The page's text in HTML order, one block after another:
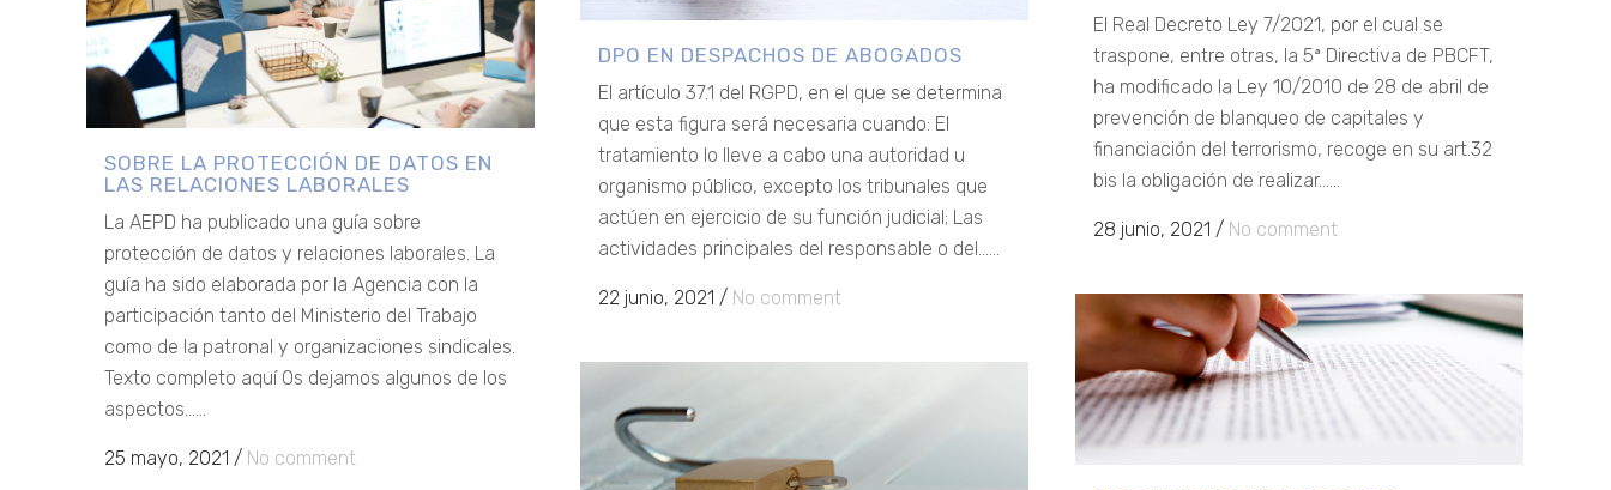
El Real Decreto Ley 7/2021, por el cual se
traspone, entre otras, la 5ª Directiva de PBCFT,
ha modificado la Ley 10/2010 de 28 de abril de
prevención de blanqueo de capitales y
financiación del terrorismo, recoge en su art.32
bis la obligación de realizar......
28 junio, 2021 / No comment
DPO EN DESPACHOS DE ABOGADOS
El artículo 37.1 del RGPD, en el que se determina
que esta figura será necesaria cuando: El
tratamiento lo lleve a cabo una autoridad u
organismo público, excepto los tribunales que
actúen en ejercicio de su función judicial; Las
actividades principales del responsable o del......
22 junio, 2021 / No comment
SOBRE LA PROTECCIÓN DE DATOS EN
LAS RELACIONES LABORALES
La AEPD ha publicado una guía sobre
protección de datos y relaciones laborales. La
guía ha sido elaborada por la Agencia con la
participación tanto del Ministerio del Trabajo
como de la patronal y organizaciones sindicales.
Texto completo aquí Os dejamos algunos de los
aspectos......
25 mayo, 2021 / No comment